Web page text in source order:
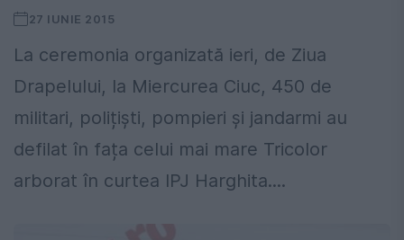
27 IUNIE 2015
La ceremonia organizată ieri, de Ziua
Drapelului, la Miercurea Ciuc, 450 de
militari, polițiști, pompieri și jandarmi au
defilat în fața celui mai mare Tricolor
arborat în curtea IPJ Harghita....